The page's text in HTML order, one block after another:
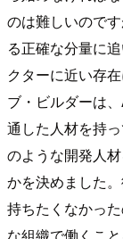
のは難しいので
る正確な分量に
クターに近い存
ブ・ビルダーは
通した人材を持
のような開発人
かを決めました
持ちたくなかっ